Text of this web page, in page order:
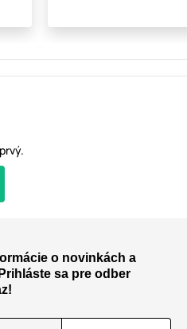
o novinkách a
sa pre odber